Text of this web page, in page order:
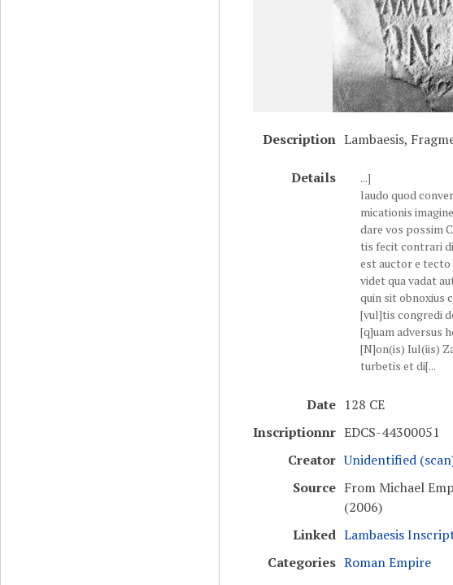
Description Lambaesis,
Details
...]
laudo quod
micationis
dare vos possim
tis fecit contrari
est auctor e tecto
videt qua vadat
quin sit obnoxius
[vul]tis congredi
[q]uam adversus
[N]on(is) Iul(iis)
turbetis et di[...
Date 128 CE
Inscriptionnr EDCS-44300051
Creator Unidentified
Source From Michael
(2006)
Linked Lambaesis
Categories Roman Empire